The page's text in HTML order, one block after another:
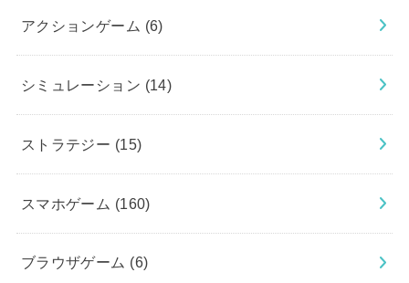
アクションゲーム (6)
シミュレーション (14)
ストラテジー (15)
スマホゲーム (160)
ブラウザゲーム (6)